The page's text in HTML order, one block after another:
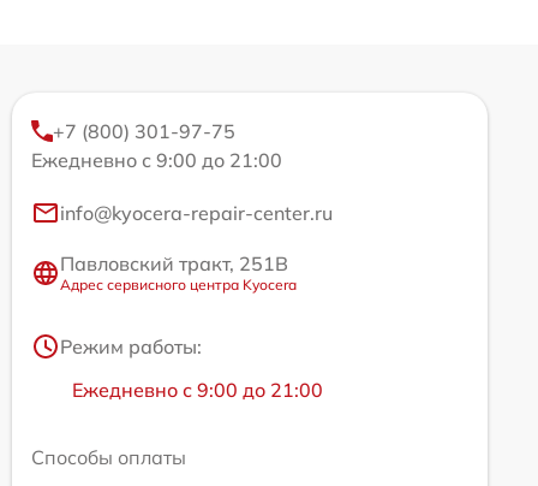
+7 (800) 301-97-75
Ежедневно с 9:00 до 21:00
info@kyocera-repair-center.ru
Павловский тракт, 251В
Адрес сервисного центра Kyocera
Режим работы:
Ежедневно с 9:00 до 21:00
Способы оплаты